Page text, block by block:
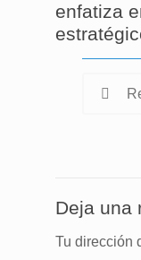
enfatiza
Deja una
Tu dirección